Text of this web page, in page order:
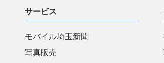
サービス
モバイル埼玉新聞
写真販売